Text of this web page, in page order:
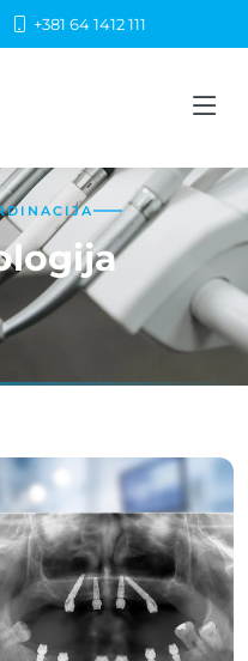
+381 64 1412 111